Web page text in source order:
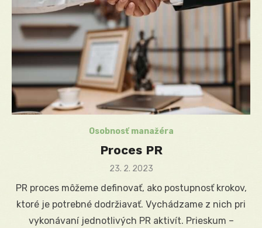
Osobnosť manažéra
Proces PR
Posted
23. 2. 2023
PR proces môžeme definovať, ako postupnosť krokov,
ktoré je potrebné dodržiavať. Vychádzame z nich pri
vykonávaní jednotlivých PR aktivít. Prieskum –